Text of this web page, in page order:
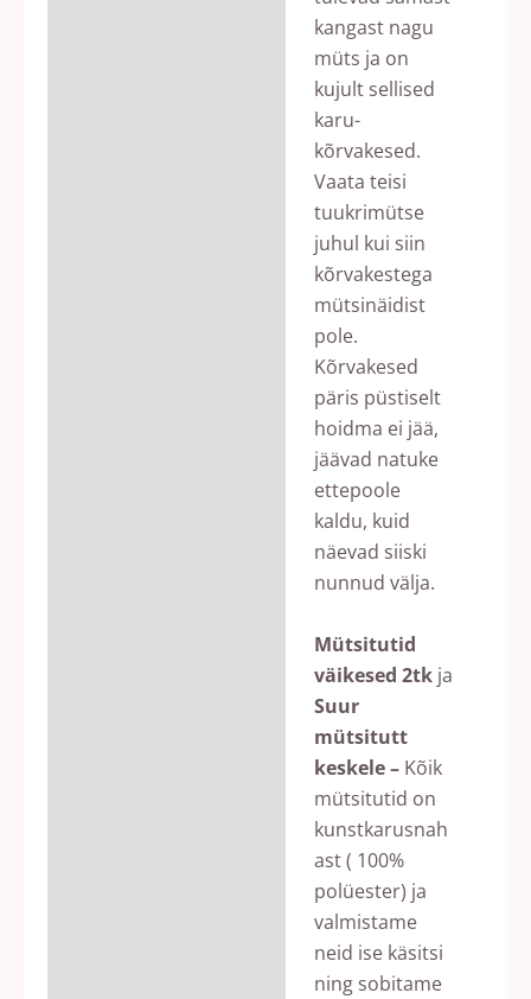
kangast nagu
müts ja on
kujult sellised
karu-
kõrvakesed.
Vaata teisi
tuukrimütse
juhul kui siin
kõrvakestega
mütsinäidist
pole.
Kõrvakesed
päris püstiselt
hoidma ei jää,
jäävad natuke
ettepoole
kaldu, kuid
näevad siiski
nunnud välja.
Mütsitutid
väikesed 2tk ja
Suur
mütsitutt
keskele – Kõik
mütsitutid on
kunstkarusnah
ast ( 100%
polüester) ja
valmistame
neid ise käsitsi
ning sobitame